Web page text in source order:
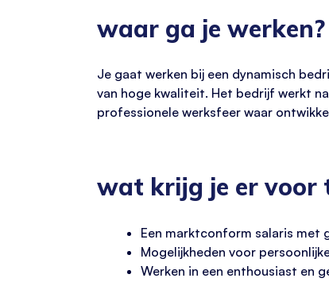
waar ga je werken?
Je gaat werken bij een dynamisch
van hoge kwaliteit. Het bedrijf werkt
professionele werksfeer waar
wat krijg je er voor
Een marktconform salaris met
Mogelijkheden voor
Werken in een enthousiast en